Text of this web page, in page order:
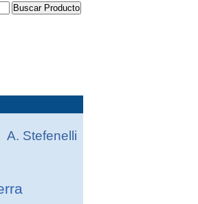
A. Stefenelli